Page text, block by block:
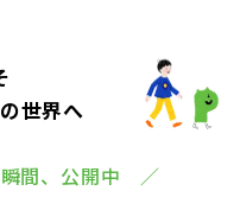
世界へ
瞬間、公開中 ／